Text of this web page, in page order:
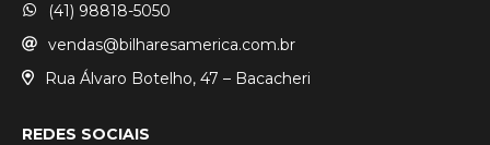
(41) 98818-5050
vendas@bilharesamerica.com.br
Rua Álvaro Botelho, 47 – Bacacheri
REDES SOCIAIS